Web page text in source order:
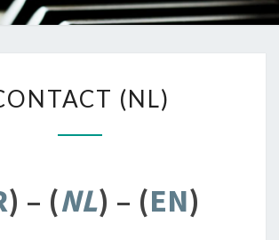
(NL)
(NL)
) – (NL) – (EN)